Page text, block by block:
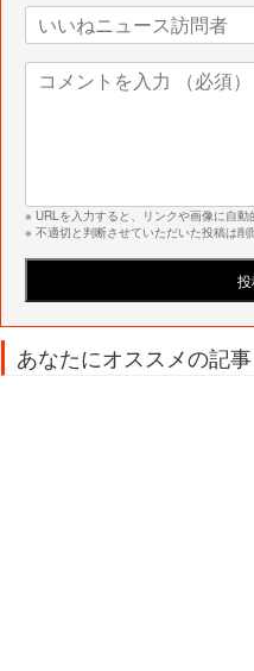
※ URLを入力すると、リンクや画像に自動
※ 不適切と判断させていただいた投稿は削
あなたにオススメの記事